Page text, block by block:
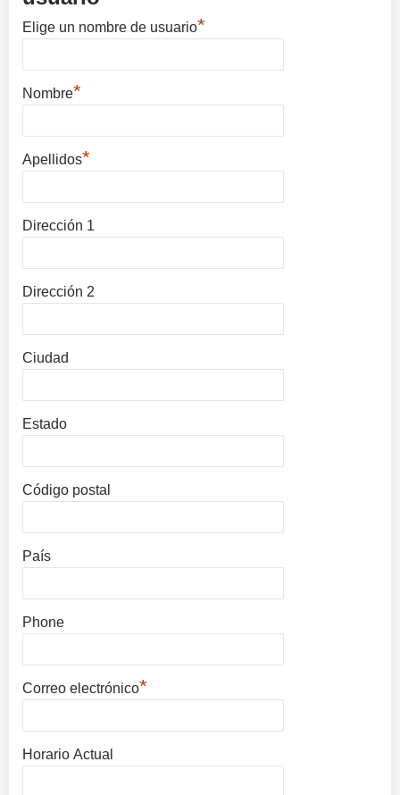
Elige un nombre de usuario*
Nombre*
Apellidos*
Dirección 1
Dirección 2
Ciudad
Estado
Código postal
País
Phone
Correo electrónico*
Horario Actual